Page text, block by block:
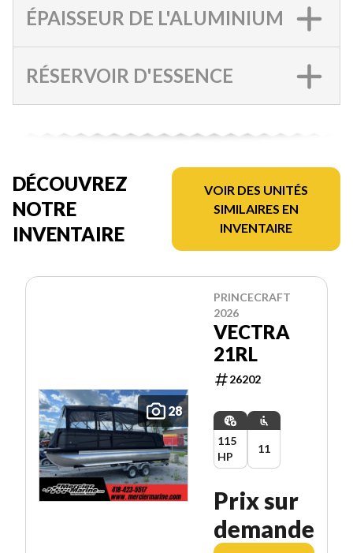
ÉPAISSEUR DE L'ALUMINIUM
RÉSERVOIR D'ESSENCE
DÉCOUVREZ
NOTRE
INVENTAIRE
VOIR DES UNITÉS
SIMILAIRES EN
INVENTAIRE
28
PRINCECRAFT
2026
VECTRA
21RL
26202
115
HP
11
Prix sur
demande